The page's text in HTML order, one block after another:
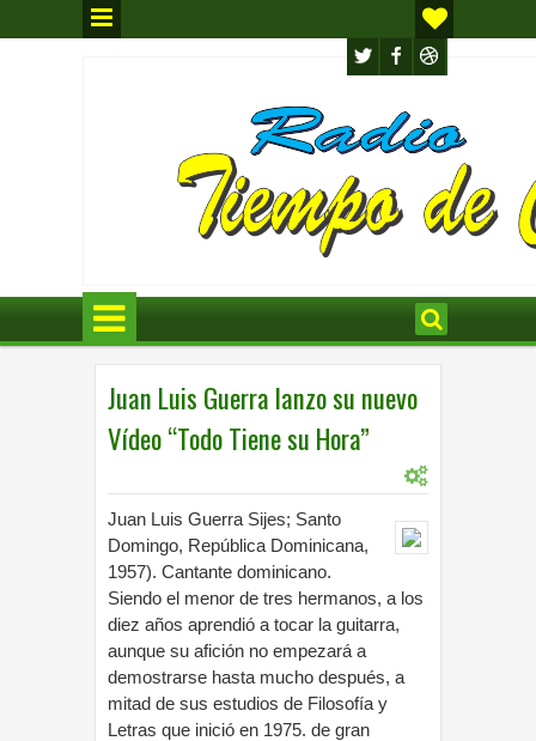
Juan Luis Guerra lanzo su nuevo
Vídeo “Todo Tiene su Hora”
Juan Luis Guerra Sijes; Santo
Domingo, República Dominicana,
1957). Cantante dominicano.
Siendo el menor de tres hermanos, a los
diez años aprendió a tocar la guitarra,
aunque su afición no empezará a
demostrarse hasta mucho después, a
mitad de sus estudios de Filosofía y
Letras que inició en 1975. de gran